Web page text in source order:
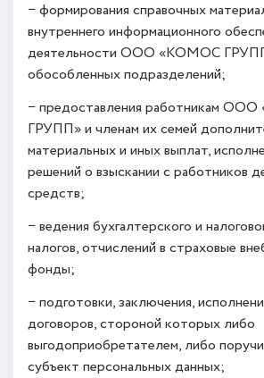
− формирования справочных
внутреннего информационного
деятельности ООО «КОМОС
обособленных подразделений;
− предоставления работникам
ГРУПП» и членам их семей
материальных и иных выплат,
решений о взыскании с работников
средств;
− ведения бухгалтерского и
налогов, отчислений в страховые
фонды;
− подготовки, заключения,
договоров, стороной которых либо
выгодоприобретателем, либо
субъект персональных данных;